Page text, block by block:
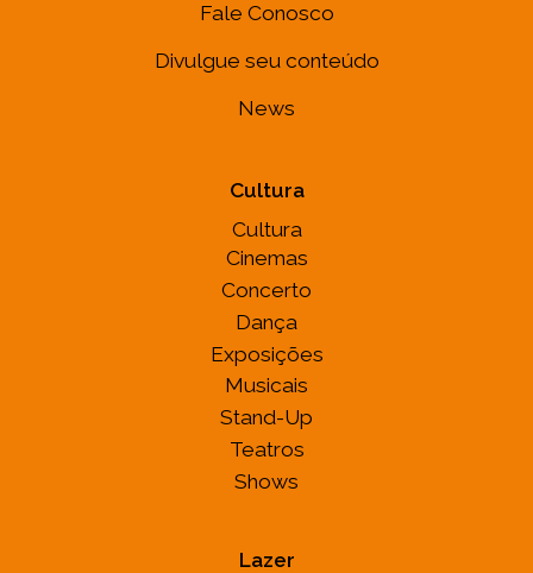
Fale Conosco
Divulgue seu conteúdo
News
Cultura
Cultura
Cinemas
Concerto
Dança
Exposições
Musicais
Stand-Up
Teatros
Shows
Lazer